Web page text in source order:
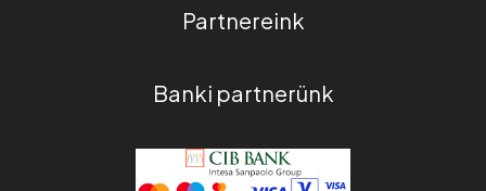
Partnereink
Banki partnerünk